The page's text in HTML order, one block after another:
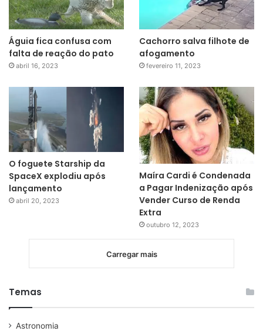
Águia fica confusa com
falta de reação do pato
abril 16, 2023
Cachorro salva filhote de
afogamento
fevereiro 11, 2023
O foguete Starship da
SpaceX explodiu após
lançamento
abril 20, 2023
Maíra Cardi é Condenada
a Pagar Indenização após
Vender Curso de Renda
Extra
outubro 12, 2023
Carregar mais
Temas
Astronomia